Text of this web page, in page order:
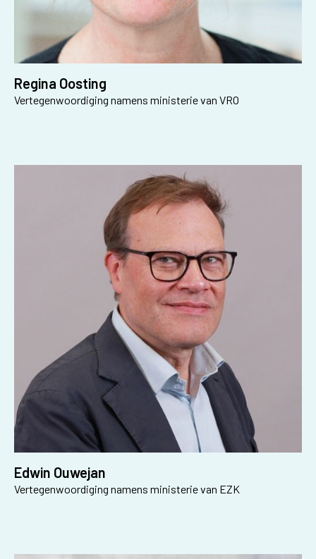
Regina Oosting
Vertegenwoordiging namens ministerie van VRO
Edwin Ouwejan
Vertegenwoordiging namens ministerie van EZK